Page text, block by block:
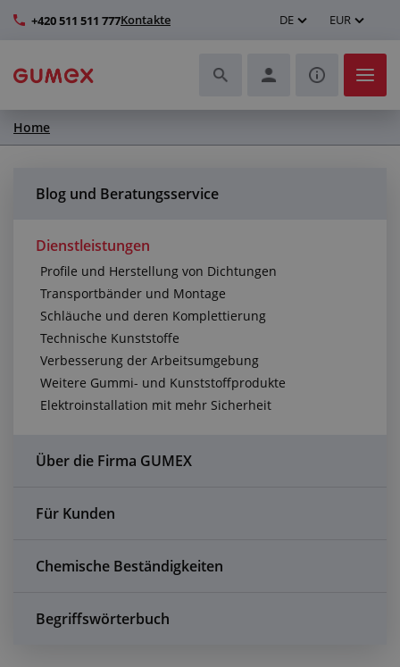
+420 511 511 777Kontakte DE EUR
Schläuche und deren Komplettierung
Transportbänder und Montage
Verbesserung der Arbeitsumgebung
Weitere Gummi- und Kunststoffprodukte
Anfragezentrum
Alles über den Einkauf
Über uns
Home
Blog und Beratungsservice
Dienstleistungen
Profile und Herstellung von Dichtungen
Transportbänder und Montage
Schläuche und deren Komplettierung
Technische Kunststoffe
Verbesserung der Arbeitsumgebung
Weitere Gummi- und Kunststoffprodukte
Elektroinstallation mit mehr Sicherheit
Über die Firma GUMEX
Für Kunden
Chemische Beständigkeiten
Begriffswörterbuch